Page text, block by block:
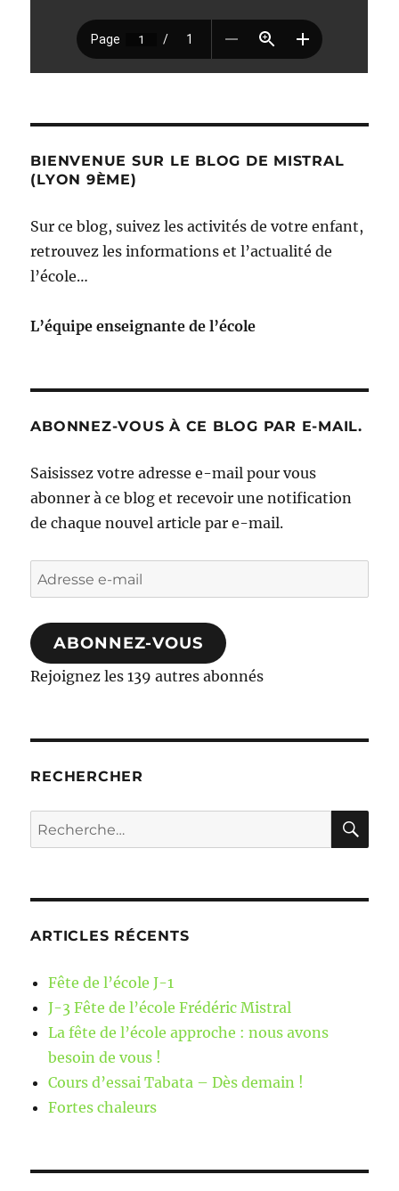
BIENVENUE SUR LE BLOG DE MISTRAL
(LYON 9ÈME)
Sur ce blog, suivez les activités de votre enfant,
retrouvez les informations et l’actualité de
l’école…
L’équipe enseignante de l’école
ABONNEZ-VOUS À CE BLOG PAR E-MAIL.
Saisissez votre adresse e-mail pour vous
abonner à ce blog et recevoir une notification
de chaque nouvel article par e-mail.
Adresse
e-
mail
ABONNEZ-VOUS
Rejoignez les 139 autres abonnés
RECHERCHER
Recherche
pour :
ARTICLES RÉCENTS
Fête de l’école J-1
J-3 Fête de l’école Frédéric Mistral
La fête de l’école approche : nous avons
besoin de vous !
Cours d’essai Tabata – Dès demain !
Fortes chaleurs